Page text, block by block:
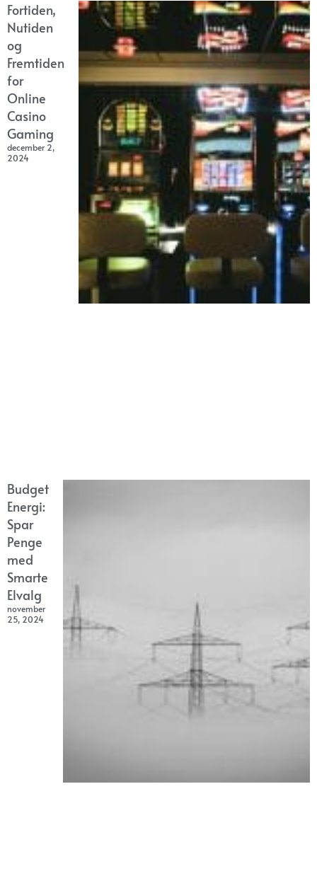
Fortiden,
Nutiden
og
Fremtiden
for
Online
Casino
Gaming
december 2,
2024
Budget
Energi:
Spar
Penge
med
Smarte
Elvalg
november
25, 2024